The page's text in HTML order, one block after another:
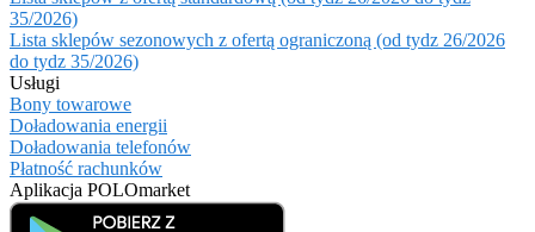
35/2026)
Lista sklepów sezonowych z ofertą ograniczoną (od tydz 26/2026
do tydz 35/2026)
Usługi
Bony towarowe
Doładowania energii
Doładowania telefonów
Płatność rachunków
Aplikacja POLOmarket